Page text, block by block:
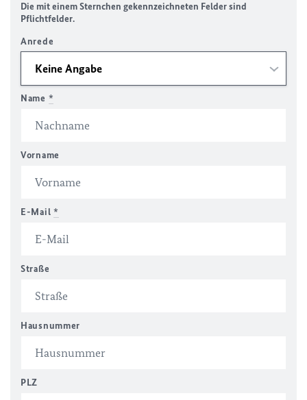
Die mit einem Sternchen gekennzeichneten Felder sind
Pflichtfelder.
Anrede
Name *
Vorname
E-Mail *
Straße
Hausnummer
PLZ